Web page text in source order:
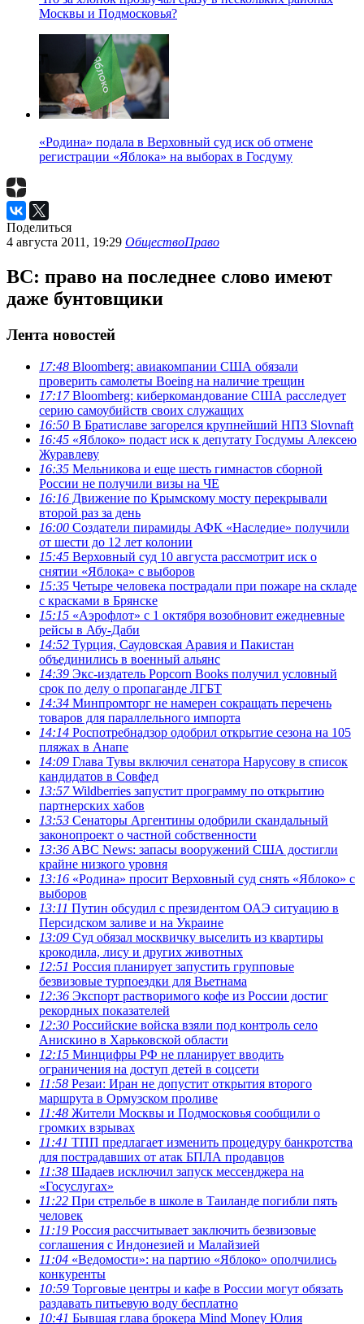
Москвы и Подмосковья?
«Родина» подала в Верховный суд иск об отмене
регистрации «Яблока» на выборах в Госдуму
Поделиться
4 августа 2011, 19:29 ОбществоПраво
ВС: право на последнее слово имеют
даже бунтовщики
Лента новостей
17:48 Bloomberg: авиакомпании США обязали
проверить самолеты Boeing на наличие трещин
17:17Bloomberg: киберкомандование США расследует
серию самоубийств своих служащих
16:50 В Братиславе загорелся крупнейший НПЗ Slovnaft
16:45 «Яблоко» подаст иск к депутату Госдумы Алексею
Журавлеву
16:35 Мельникова и еще шесть гимнастов сборной
России не получили визы на ЧЕ
16:16 Движение по Крымскому мосту перекрывали
второй раз за день
16:00 Создатели пирамиды АФК «Наследие» получили
от шести до 12 лет колонии
15:45 Верховный суд 10 августа рассмотрит иск о
снятии «Яблока» с выборов
15:35 Четыре человека пострадали при пожаре на складе
с красками в Брянске
15:15 «Аэрофлот» с 1 октября возобновит ежедневные
рейсы в Абу-Даби
14:52 Турция, Саудовская Аравия и Пакистан
объединились в военный альянс
14:39 Экс-издатель Popcorn Books получил условный
срок по делу о пропаганде ЛГБТ
14:34 Минпромторг не намерен сокращать перечень
товаров для параллельного импорта
14:14 Роспотребнадзор одобрил открытие сезона на 105
пляжах в Анапе
14:09 Глава Тувы включил сенатора Нарусову в список
кандидатов в Совфед
13:57Wildberries запустит программу по открытию
партнерских хабов
13:53 Сенаторы Аргентины одобрили скандальный
законопроект о частной собственности
13:36 ABC News: запасы вооружений США достигли
крайне низкого уровня
13:16 «Родина» просит Верховный суд снять «Яблоко» с
выборов
13:11 Путин обсудил с президентом ОАЭ ситуацию в
Персидском заливе и на Украине
13:09 Суд обязал москвичку выселить из квартиры
крокодила, лису и других животных
12:51 Россия планирует запустить групповые
безвизовые турпоездки для Вьетнама
12:36 Экспорт растворимого кофе из России достиг
рекордных показателей
12:30 Российские войска взяли под контроль село
Анискино в Харьковской области
12:15 Минцифры РФ не планирует вводить
ограничения на доступ детей в соцсети
11:58 Резаи: Иран не допустит открытия второго
маршрута в Ормузском проливе
11:48 Жители Москвы и Подмосковья сообщили о
громких взрывах
11:41 ТПП предлагает изменить процедуру банкротства
для пострадавших от атак БПЛА продавцов
11:38 Шадаев исключил запуск мессенджера на
«Госуслугах»
11:22 При стрельбе в школе в Таиланде погибли пять
человек
11:19 Россия рассчитывает заключить безвизовые
соглашения с Индонезией и Малайзией
11:04 «Ведомости»: на партию «Яблоко» ополчились
конкуренты
10:59 Торговые центры и кафе в России могут обязать
раздавать питьевую воду бесплатно
10:41 Бывшая глава брокера Mind Money Юлия